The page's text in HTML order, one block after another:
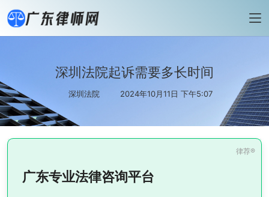
深圳法院起诉需要多长时间
深圳法院 2024年10月11日 下午5:07
广东专业法律咨询平台